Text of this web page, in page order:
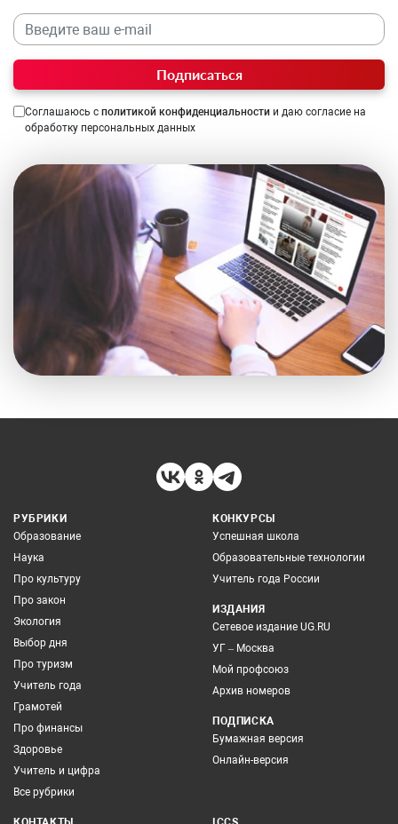
Подписаться
Соглашаюсь с политикой конфиденциальности и даю согласие на
обработку персональных данных
РУБРИКИ
Образование
Наука
Про культуру
Про закон
Экология
Выбор дня
Про туризм
Учитель года
Грамотей
Про финансы
Здоровье
Учитель и цифра
Все рубрики
КОНКУРСЫ
Успешная школа
Образовательные технологии
Учитель года России
ИЗДАНИЯ
Сетевое издание UG.RU
УГ – Москва
Мой профсоюз
Архив номеров
ПОДПИСКА
Бумажная версия
Онлайн-версия